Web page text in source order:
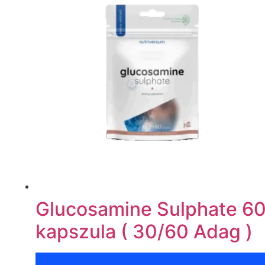
Glucosamine Sulphate
kapszula ( 30/60 Adag )